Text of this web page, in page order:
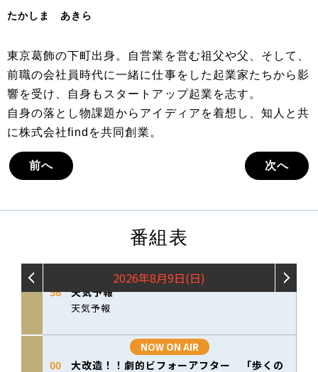
たかしま あきら
東京葛飾の下町出身。自営業を営む祖父や父、そして、
前職の会社員時代に一緒に仕事をした起業家たちから影
響を受け、自身もスタートアップ起業を志す。
自身の落とし物課題からアイディアを着想し、知人と共
に株式会社findを共同創業。
前へ 次へ
番組表